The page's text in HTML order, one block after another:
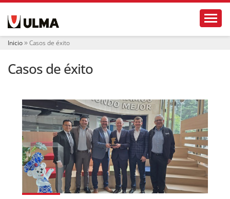
e Inicio Casos de éxito
Casos de éxito